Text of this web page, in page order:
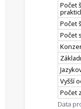
Počet
Počet
Počet
Vyšší
Počet
Data